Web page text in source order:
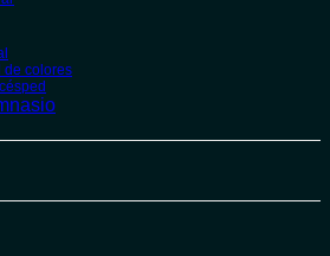
de colores